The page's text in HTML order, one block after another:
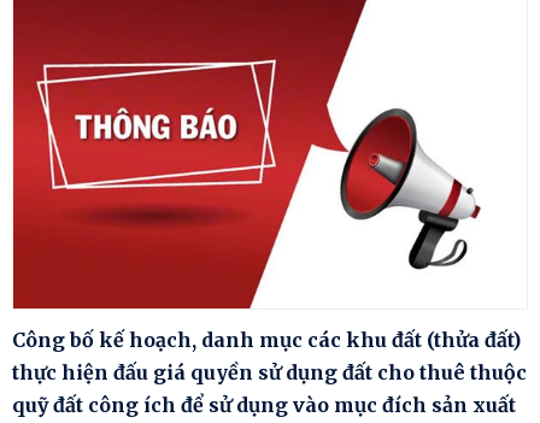
Công bố kế hoạch, danh mục các khu đất (thửa đất)
thực hiện đấu giá quyền sử dụng đất cho thuê thuộc
quỹ đất công ích để sử dụng vào mục đích sản xuất